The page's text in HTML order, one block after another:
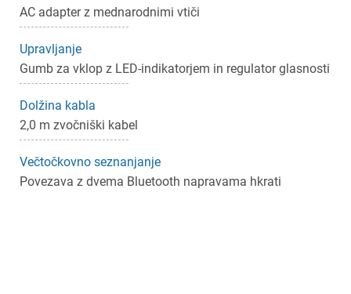
AC adapter z mednarodnimi vtiči
Upravljanje
Gumb za vklop z LED-indikatorjem in regulator glasnosti
Dolžina kabla
2,0 m zvočniški kabel
Večtočkovno seznanjanje
Povezava z dvema Bluetooth napravama hkrati